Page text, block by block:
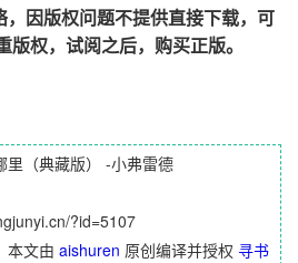
因版权问题不提供直接下载，可
权，试阅之后，购买正版。
里（典藏版） -小弗雷德
?id=5107
本文由 aishuren 原创编译并授权 寻书